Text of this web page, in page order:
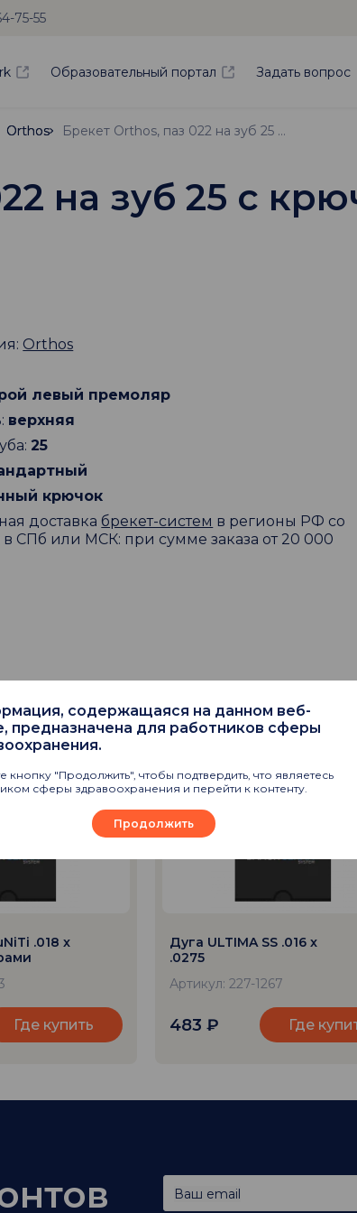
75-55
Образовательный портал Задать вопрос
Orthos
Orthos Брекет Orthos, паз 022 на зуб 25 с крючком
на зуб 25 с
Orthos
левый премоляр
верхняя
25
крючок
доставка брекет-систем в регионы РФ со
в СПб или МСК: при сумме заказа от 20 000
.018 x
Где купить
Дуга ULTIMA SS .016 x
.0275
Артикул: 227-1267
483 ₽ Где
Ваш email
содержащаяся на данном веб-
предназначена для работников сферы
кнопку "Продолжить", чтобы подтвердить, что являетесь
сферы здравоохранения и перейти к контенту.
Продолжить